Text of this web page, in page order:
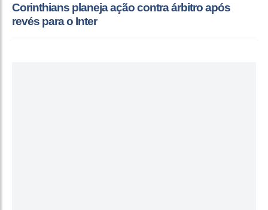
Corinthians planeja ação contra árbitro após
revés para o Inter